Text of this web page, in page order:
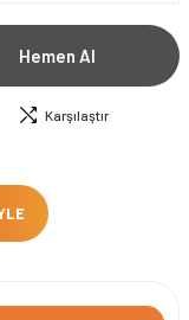
Hemen Al
Karşılaştır